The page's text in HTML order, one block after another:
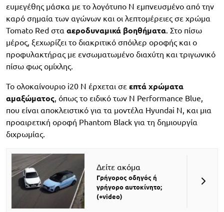
ευμεγέθης μάσκα με το λογότυπο Ν εμπνευσμένο από την
καρό σημαία των αγώνων και οι λεπτομέρειες σε χρώμα
Tomato Red στα αεροδυναμικά βοηθήματα. Στο πίσω
μέρος, ξεχωρίζει το διακριτικό σπόιλερ οροφής και ο
προφυλακτήρας με ενσωματωμένο διαχύτη και τριγωνικό
πίσω φως ομίχλης.
Το ολοκαίνουριο i20 N έρχεται σε επτά χρώματα
αμαξώματος, όπως το ειδικό των N Performance Blue,
που είναι αποκλειστικό για τα μοντέλα Hyundai N, και μια
προαιρετική οροφή Phantom Black για τη δημιουργία
διχρωμίας.
Δείτε ακόμα
Γρήγορος οδηγός ή
γρήγορο αυτοκίνητο;
(+video)